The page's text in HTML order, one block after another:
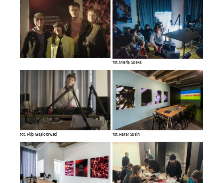
fot. Maria Suska
fot. Filip Gąsiorowski fot. Rafał Sosin